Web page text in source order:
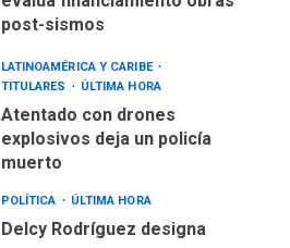
post-sismos
LATINOAMÉRICA Y CARIBE
TITULARES
ÚLTIMA HORA
Atentado con drones
explosivos deja un policía
muerto
POLÍTICA ÚLTIMA HORA
Delcy Rodríguez designa